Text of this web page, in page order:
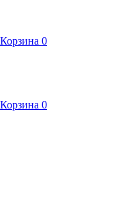
Корзина 0
Корзина 0